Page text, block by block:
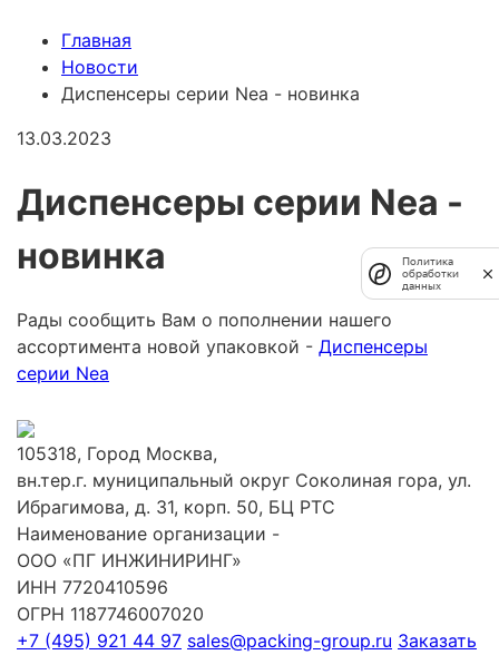
Главная
Новости
Диспенсеры серии Nea - новинка
13.03.2023
Диспенсеры серии Nea -
новинка
Рады сообщить Вам о пополнении нашего
ассортимента новой упаковкой - Диспенсеры
серии Nea
105318, Город Москва,
вн.тер.г. муниципальный округ Соколиная гора, ул.
Ибрагимова, д. 31, корп. 50, БЦ РТС
Наименование организации -
ООО «ПГ ИНЖИНИРИНГ»
ИНН 7720410596
ОГРН 1187746007020
+7 (495) 921 44 97 sales@packing-group.ru Заказать
Политика
обработки
данных